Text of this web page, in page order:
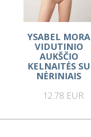
YSABEL MORA
VIDUTINIO
AUKŠČIO
KELNAITĖS SU
NĖRINIAIS
12.78 EUR